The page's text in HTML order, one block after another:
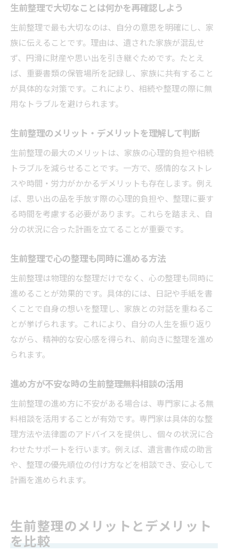
生前整理で大切なことは何かを再確認しよう
生前整理で最も大切なのは、自分の意思を明確にし、家
族に伝えることです。理由は、遺された家族が混乱せ
ず、円滑に財産や思い出を引き継ぐためです。たとえ
ば、重要書類の保管場所を記録し、家族に共有すること
が具体的な対策です。これにより、相続や整理の際に無
用なトラブルを避けられます。
生前整理のメリット・デメリットを理解して判断
生前整理の最大のメリットは、家族の心理的負担や相続
トラブルを減らせることです。一方で、感情的なストレ
スや時間・労力がかかるデメリットも存在します。例え
ば、思い出の品を手放す際の心理的負担や、整理に要す
る時間を考慮する必要があります。これらを踏まえ、自
分の状況に合った計画を立てることが重要です。
生前整理で心の整理も同時に進める方法
生前整理は物理的な整理だけでなく、心の整理も同時に
進めることが効果的です。具体的には、日記や手紙を書
くことで自身の想いを整理し、家族との対話を重ねるこ
とが挙げられます。これにより、自分の人生を振り返り
ながら、精神的な安心感を得られ、前向きに整理を進め
られます。
進め方が不安な時の生前整理無料相談の活用
生前整理の進め方に不安がある場合は、専門家による無
料相談を活用することが有効です。専門家は具体的な整
理方法や法律面のアドバイスを提供し、個々の状況に合
わせたサポートを行います。例えば、遺言書作成の助言
や、整理の優先順位の付け方などを相談でき、安心して
計画を進められます。
生前整理のメリットとデメリット
を比較